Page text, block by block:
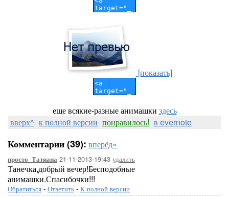
[показать]
еще всякие-разные анимашки здесь
вверх^ к полной версии понравилось! в evernote
Комментарии (39): вперёд»
просто_Татиана 21-11-2013-19:43 удалить
Танечка,добрый вечер!Бесподобные
анимашки.Спасибочки!!!
Обратиться - Ответить - К полной версии